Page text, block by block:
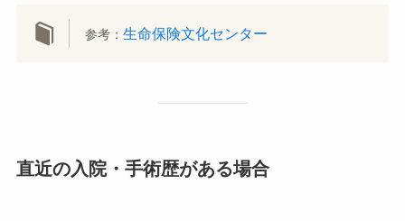
参考：生命保険文化センター
直近の入院・手術歴がある場合